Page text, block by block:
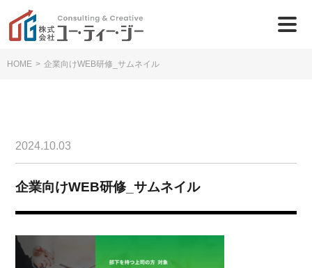
HOME > 企業向けWEB研修_サムネイル
2024.10.03
企業向けWEB研修_サムネイル